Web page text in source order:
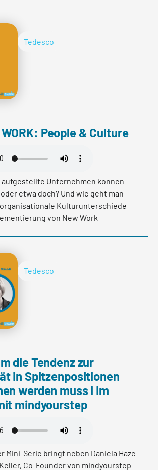
Sie daher was Community
und warum Communities am
heraus aufgebaut werden!
di più
Tedesco
People & Culture
Unternehmen können
etwa doch? Und wie geht man
Kulturunterschiede
von New Work
& Culture klären Franca
Work Expertin Barbara Josef in der
Folge!
Tedesco
die Tendenz zur
in Spitzenpositionen
werden muss I Im
mindyourstep
Mini-Serie bringt neben Daniela Haze
Co-Founder von mindyourstep